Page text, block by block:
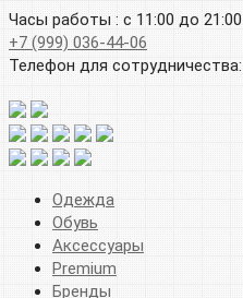
Часы работы : с 11:00 до 21:00
+7 (999) 036-44-06
Телефон для сотрудничества:
Одежда
Обувь
Аксессуары
Premium
Бренды